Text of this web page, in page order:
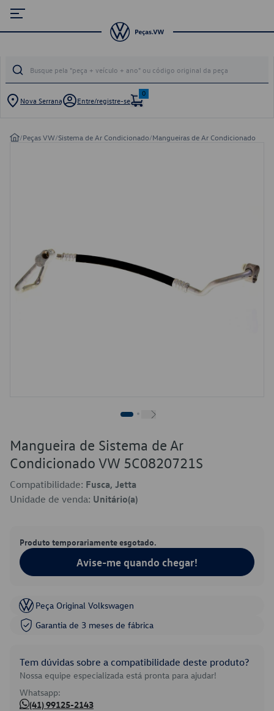
Nova Serrana Entre/registre-se
0
/Peças VW/Sistema de Ar Condicionado/Mangueiras de Ar Condicionado
Mangueira de Sistema de Ar
Condicionado VW 5C0820721S
Compatibilidade: Fusca, Jetta
Unidade de venda: Unitário(a)
Produto temporariamente esgotado.
Avise-me quando chegar!
Peça Original Volkswagen
Garantia de 3 meses de fábrica
Tem dúvidas sobre a compatibilidade deste produto?
Nossa equipe especializada está pronta para ajudar!
Whatsapp:
(41) 99125-2143